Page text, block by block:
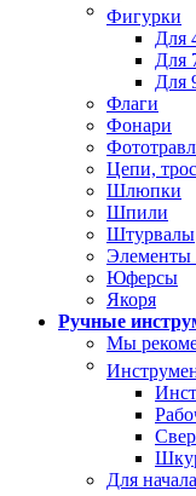
Фигурки
Для
Для
Для
Флаги
Фонари
Цепи,
Шлюпки
Шпили
Штурвалы
Элементы
Юферсы
Якоря
Ручные
Мы
Для начала